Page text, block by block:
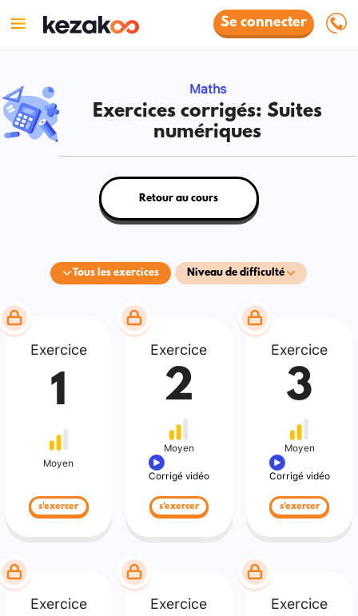
Se connecter
Maths
Exercices corrigés: Suites
numériques
Tous les exercices Niveau de difficulté
Retour au cours
Exercice
1
Moyen
s'exercer
Exercice
2
Moyen
Corrigé vidéo
s'exercer
Exercice
3
Moyen
Corrigé vidéo
s'exercer
Exercice Exercice Exercice